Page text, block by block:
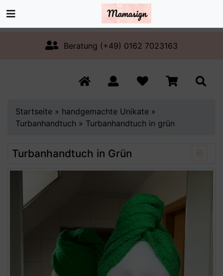
Beratung (+49) 0162 7023163
Startseite » handgemachte Unikate »
Turbanhandtuch » Turbanhandtuch in grün
Turbanhandtuch in Grün